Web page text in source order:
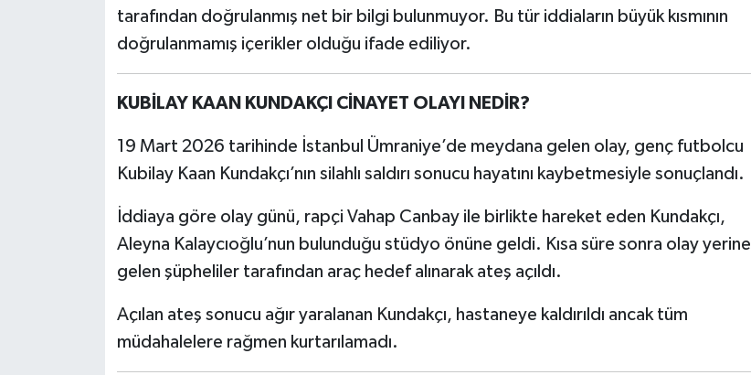
tarafından doğrulanmış net bir bilgi bulunmuyor. Bu tür iddiaların büyük kısmının
doğrulanmamış içerikler olduğu ifade ediliyor.
KUBİLAY KAAN KUNDAKÇI CİNAYET OLAYI NEDİR?
19 Mart 2026 tarihinde İstanbul Ümraniye’de meydana gelen olay, genç futbolcu
Kubilay Kaan Kundakçı’nın silahlı saldırı sonucu hayatını kaybetmesiyle sonuçlandı.
İddiaya göre olay günü, rapçi Vahap Canbay ile birlikte hareket eden Kundakçı,
Aleyna Kalaycıoğlu’nun bulunduğu stüdyo önüne geldi. Kısa süre sonra olay yerine
gelen şüpheliler tarafından araç hedef alınarak ateş açıldı.
Açılan ateş sonucu ağır yaralanan Kundakçı, hastaneye kaldırıldı ancak tüm
müdahalelere rağmen kurtarılamadı.